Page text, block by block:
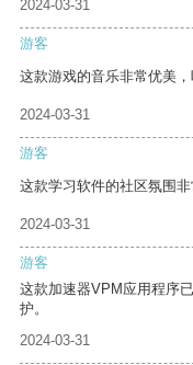
2024-03-31
游客
这款游戏的音乐非常优美，
2024-03-31
游客
这款学习软件的社区氛围
2024-03-31
游客
这款加速器VPM应用程序
护。
2024-03-31